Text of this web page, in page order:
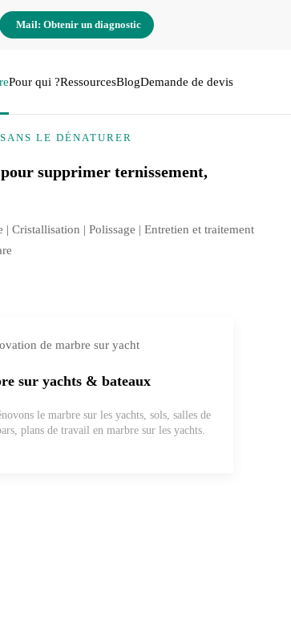
Mail: Obtenir un diagnostic
Pour qui ?RessourcesBlogDemande de devis
LE DÉNATURER
pour supprimer ternissement,
| Cristallisation | Polissage | Entretien et traitement
sur yachts & bateaux
le marbre sur les yachts, sols, salles de
plans de travail en marbre sur les yachts.